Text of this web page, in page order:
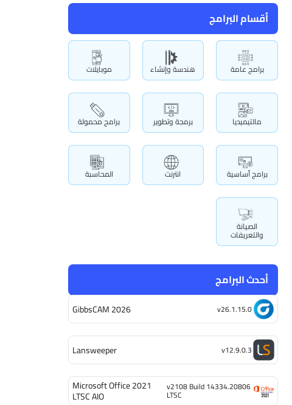
أقسام البرامج
برامج عامة هندسة وإنشاء موبايلات
مالتيميديا برمجة وتطوير برامج محمولة
برامج أساسية انترنت المحاسبة
الصيانة
والتعريفات
أحدث البرامج
GibbsCAM 2026 v26.1.15.0
Lansweeper v12.9.0.3
Microsoft Office 2021
LTSC AIO
v2108 Build 14334.20806
LTSC